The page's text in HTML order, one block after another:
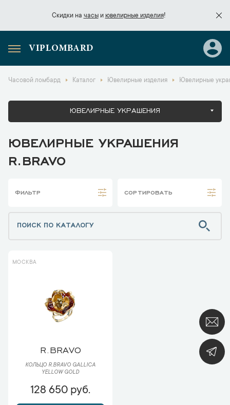
Скидки на часыи ювелирные изделия!
Скидки начасы
VIPLOMBARD
Часовой ломбард Каталог Ювелирные изделия Ювелирные
ЮВЕЛИРНЫЕ УКРАШЕНИЯ
ЮВЕЛИРНЫЕ УКРАШЕНИЯ
R.BRAVO
ФИЛЬТР СОРТИРОВАТЬ
МОСКВА
R.BRAVO
КОЛЬЦО R.BRAVO GALLICA
YELLOW GOLD
128 650 руб.